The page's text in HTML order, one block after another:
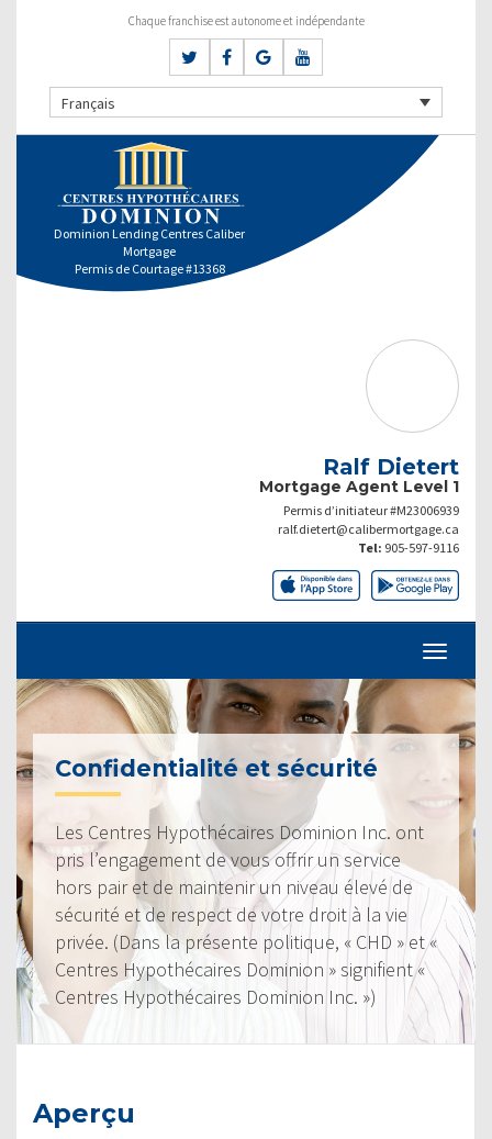
Chaque franchise est autonome et indépendante
Français
Dominion Lending Centres Caliber
Mortgage
Permis de Courtage #13368
Ralf Dietert
Mortgage Agent Level 1
Permis d’initiateur #M23006939
ralf.dietert@calibermortgage.ca
Tel: 905-597-9116
Confidentialité et sécurité
Les Centres Hypothécaires Dominion Inc. ont
pris l’engagement de vous offrir un service
hors pair et de maintenir un niveau élevé de
sécurité et de respect de votre droit à la vie
privée. (Dans la présente politique, « CHD » et «
Centres Hypothécaires Dominion » signifient «
Centres Hypothécaires Dominion Inc. »)
Aperçu